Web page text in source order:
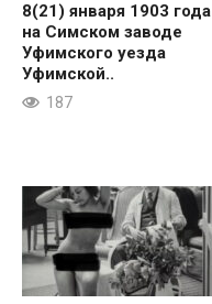
8(21) января 1903 года
на Симском заводе
Уфимского уезда
Уфимской..
187